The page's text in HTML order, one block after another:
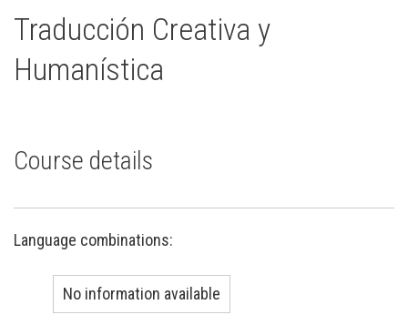
Traducción Creativa y
Humanística
Course details
Language combinations:
No information available